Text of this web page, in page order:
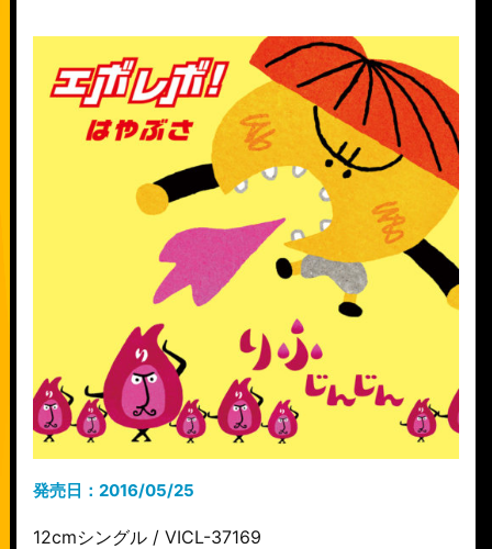
発売日：2016/05/25
12cmシングル / VICL-37169